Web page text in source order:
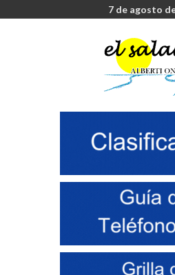
7 de agosto